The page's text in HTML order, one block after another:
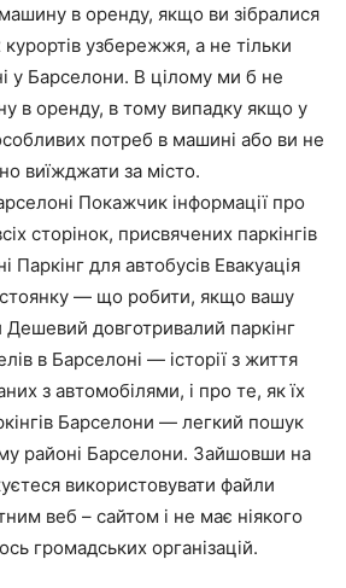
в оренду, якщо ви зібралися
курортів узбережжя, а не тільки
у Барселони. В цілому ми б не
в оренду, в тому випадку якщо у
потреб в машині або ви не
виїжджати за місто.
Покажчик інформації про
сторінок, присвячених паркінгів
Паркінг для автобусів Евакуація
— що робити, якщо вашу
довготривалий паркінг
в Барселоні — історії з життя
з автомобілями, і про те, як їх
Барселони — легкий пошук
районі Барселони. Зайшовши на
використовувати файли
веб – сайтом і не має ніякого
громадських організацій.